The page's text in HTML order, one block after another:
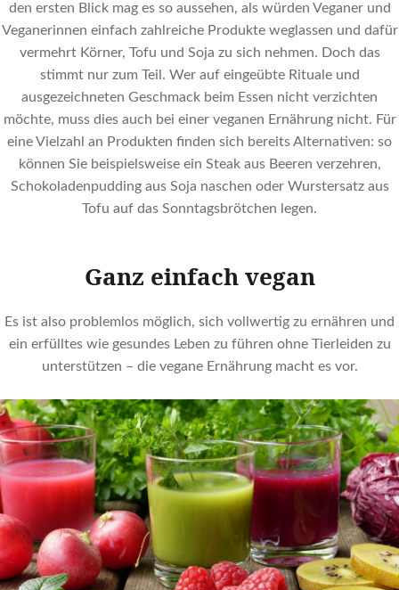
den ersten Blick mag es so aussehen, als würden Veganer und
Veganerinnen einfach zahlreiche Produkte weglassen und dafür
vermehrt Körner, Tofu und Soja zu sich nehmen. Doch das
stimmt nur zum Teil. Wer auf eingeübte Rituale und
ausgezeichneten Geschmack beim Essen nicht verzichten
möchte, muss dies auch bei einer veganen Ernährung nicht. Für
eine Vielzahl an Produkten finden sich bereits Alternativen: so
können Sie beispielsweise ein Steak aus Beeren verzehren,
Schokoladenpudding aus Soja naschen oder Wurstersatz aus
Tofu auf das Sonntagsbrötchen legen.
Ganz einfach vegan
Es ist also problemlos möglich, sich vollwertig zu ernähren und
ein erfülltes wie gesundes Leben zu führen ohne Tierleiden zu
unterstützen – die vegane Ernährung macht es vor.